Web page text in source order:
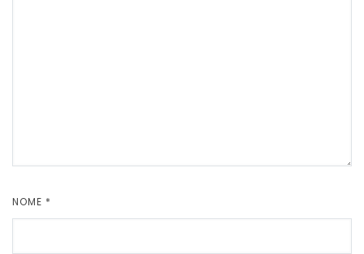
NOME *